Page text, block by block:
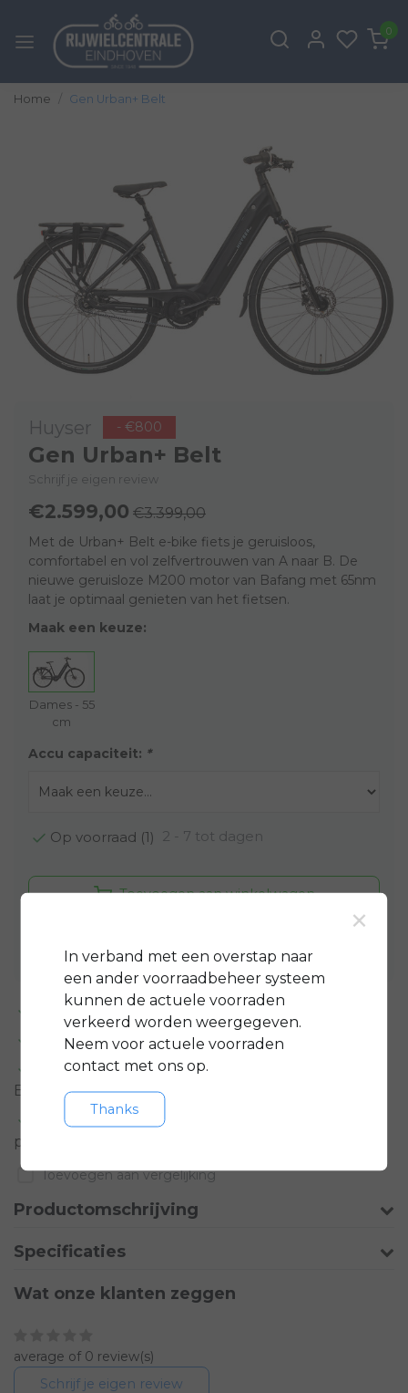
0
Home Gen Urban+ Belt
Huyser - €800
Gen Urban+ Belt
Schrijf je eigen review
€2.599,00 €3.399,00
Met de Urban+ Belt e-bike fiets je geruisloos,
comfortabel en vol zelfvertrouwen van A naar B. De
nieuwe geruisloze M200 motor van Bafang met 65nm
laat je optimaal genieten van het fietsen.
Maak een keuze:
Dames - 55
cm
Accu capaciteit: *
Op voorraad (1) 2 - 7 tot dagen
Toevoegen aan winkelwagen
Standaard 3 jaargarantie op bijna alle fietsen
GRATISservicepakket t.w.v. minimaal € 150,-
Gratis rijklarebezorging in regio groot
Eindhoven
Meer informatie?
product
Toevoegen aan vergelijking
Productomschrijving
Specificaties
Wat onze klanten zeggen
average of 0 review(s)
Schrijf je eigen review
×
In verband met een overstap naar
een ander voorraadbeheer systeem
kunnen de actuele voorraden
verkeerd worden weergegeven.
Neem voor actuele voorraden
contact met ons op.
Thanks